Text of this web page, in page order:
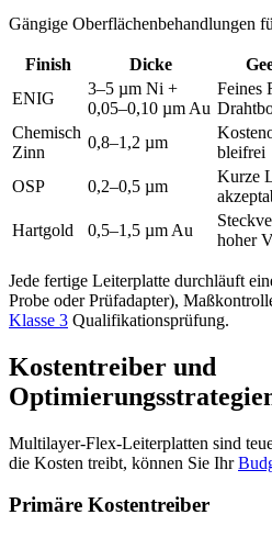
Gängige Oberflächenbehandlungen
Finish Dicke
ENIG
3–5 µm Ni +
0,05–0,10 µm Au
Feines
Chemisch
Zinn
0,8–1,2 µm
bleifrei
OSP 0,2–0,5 µm
Kurze
Hartgold 0,5–1,5 µm Au
hoher
Jede fertige Leiterplatte durchläuft
Probe oder Prüfadapter),
Klasse 3 Qualifikationsprüfung.
Kostentreiber und
Multilayer-Flex-Leiterplatten sind
die Kosten treibt, können Sie Ihr
Primäre Kostentreiber